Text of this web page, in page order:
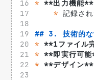
* **出力機能**
* 記録さ
## 3. 技術的な
* **1ファイル
* **即実行可
* **デザイン**